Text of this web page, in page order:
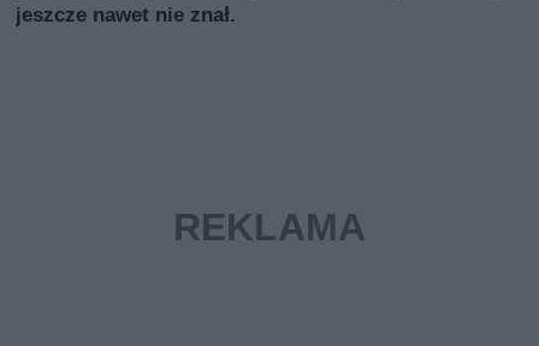
jeszcze nawet nie znał.